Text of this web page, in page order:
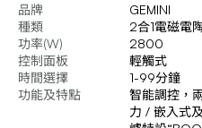
品牌
GEMINI
種類
2合1電磁電
功率(W)
2800
控制面板
輕觸式
時間選擇
1-99分鐘
功能及特點
智能調控，
力 / 嵌入式